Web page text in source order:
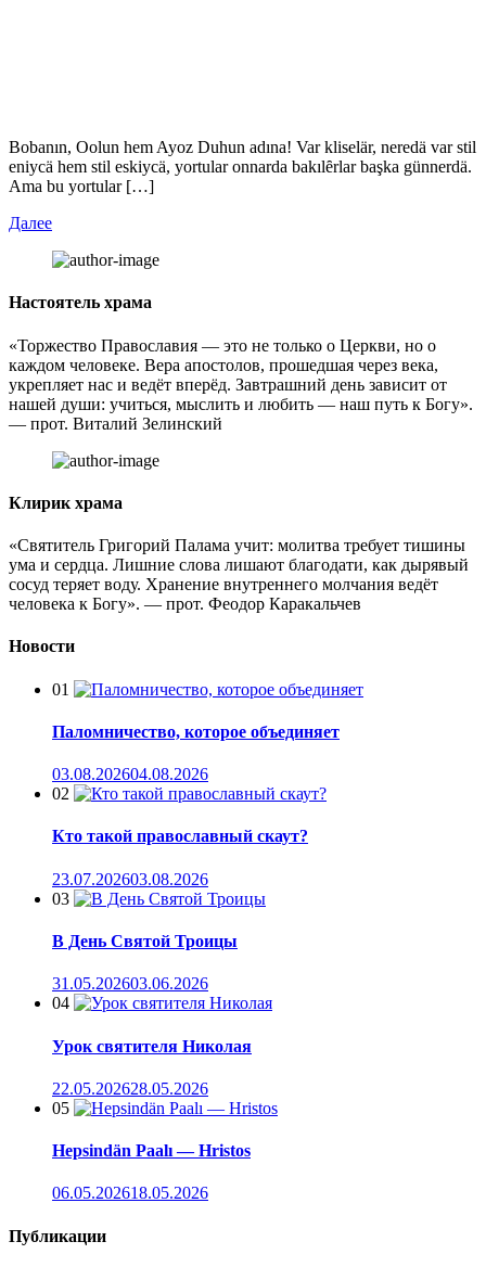
Bobanın, Oolun hem Ayoz Duhun adına! Var kliselär, neredä var stil
eniycä hem stil eskiycä, yortular onnarda bakılȇrlar başka günnerdä.
Ama bu yortular […]
Далее
Настоятель храма
«Торжество Православия — это не только о Церкви, но о
каждом человеке. Вера апостолов, прошедшая через века,
укрепляет нас и ведёт вперёд. Завтрашний день зависит от
нашей души: учиться, мыслить и любить — наш путь к Богу».
— прот. Виталий Зелинский
Клирик храма
«Святитель Григорий Палама учит: молитва требует тишины
ума и сердца. Лишние слова лишают благодати, как дырявый
сосуд теряет воду. Хранение внутреннего молчания ведёт
человека к Богу». — прот. Феодор Каракальчев
Новости
01
Паломничество, которое объединяет
03.08.202604.08.2026
02
Кто такой православный скаут?
23.07.202603.08.2026
03
В День Святой Троицы
31.05.202603.06.2026
04
Урок святителя Николая
22.05.202628.05.2026
05
Hepsindän Paalı — Hristos
06.05.202618.05.2026
Публикации